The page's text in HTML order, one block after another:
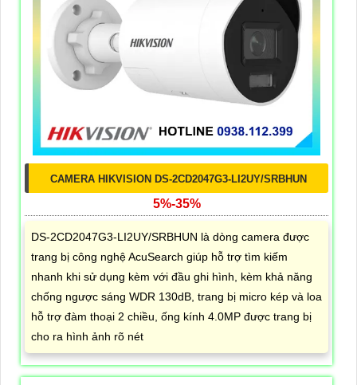
CAMERA HIKVISION DS-2CD2047G3-LI2UY/SRBHUN
5%-35%
DS-2CD2047G3-LI2UY/SRBHUN là dòng camera được
trang bị công nghệ AcuSearch giúp hỗ trợ tìm kiếm
nhanh khi sử dụng kèm với đầu ghi hình, kèm khả năng
chống ngược sáng WDR 130dB, trang bị micro kép và loa
hỗ trợ đàm thoại 2 chiều, ống kính 4.0MP được trang bị
cho ra hình ảnh rõ nét